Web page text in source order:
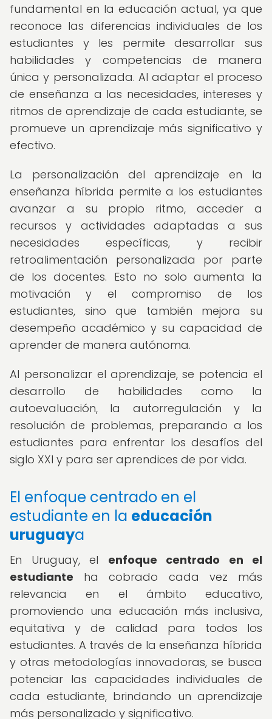
fundamental en la educación actual, ya que
reconoce las diferencias individuales de los
estudiantes y les permite desarrollar sus
habilidades y competencias de manera
única y personalizada. Al adaptar el proceso
de enseñanza a las necesidades, intereses y
ritmos de aprendizaje de cada estudiante, se
promueve un aprendizaje más significativo y
efectivo.
La personalización del aprendizaje en la
enseñanza híbrida permite a los estudiantes
avanzar a su propio ritmo, acceder a
recursos y actividades adaptadas a sus
necesidades específicas, y recibir
retroalimentación personalizada por parte
de los docentes. Esto no solo aumenta la
motivación y el compromiso de los
estudiantes, sino que también mejora su
desempeño académico y su capacidad de
aprender de manera autónoma.
Al personalizar el aprendizaje, se potencia el
desarrollo de habilidades como la
autoevaluación, la autorregulación y la
resolución de problemas, preparando a los
estudiantes para enfrentar los desafíos del
siglo XXI y para ser aprendices de por vida.
El enfoque centrado en el
estudiante en la educación
uruguaya
En Uruguay, el enfoque centrado en el
estudiante ha cobrado cada vez más
relevancia en el ámbito educativo,
promoviendo una educación más inclusiva,
equitativa y de calidad para todos los
estudiantes. A través de la enseñanza híbrida
y otras metodologías innovadoras, se busca
potenciar las capacidades individuales de
cada estudiante, brindando un aprendizaje
más personalizado y significativo.